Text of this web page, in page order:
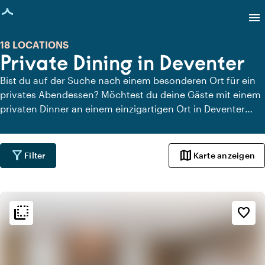
geladen
menu
Private Dining in Deventer
18 LOCATIONS
Bist du auf der Suche nach einem besonderen Ort für ein
privates Abendessen? Möchtest du deine Gäste mit einem
privaten Dinner an einem einzigartigen Ort in Deventer
einfach alle Locations in Deventer, an denen du in aller
Ruhe dinieren kannst. Schau dir alle privaten Dining-
Locations für ein köstliches privates Dinner an.
filter_alt Filter map Karte anzeigen
flip_to_back favorite_border
flip_to_back Ambiente und Ästhetik
style
Hotel Chic
Modernes Design